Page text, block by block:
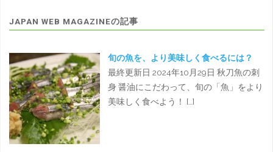
JAPAN WEB MAGAZINEの記事
旬の魚を、より美味しく食べるには？
最終更新日 2024年10月29日 秋刀魚の刺
身 醤油にこだわって、旬の「魚」をより
美味しく食べよう！ […]